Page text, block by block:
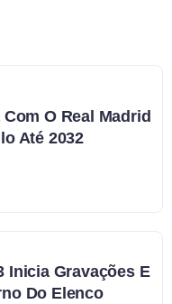
O Real Madrid
Até 2032
Inicia Gravações E
Do Elenco